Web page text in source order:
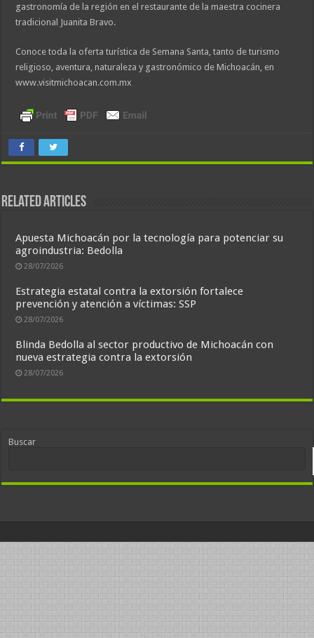
gastronomía de la región en el restaurante de la maestra cocinera
tradicional Juanita Bravo.
Conoce toda la oferta turística de Semana Santa, tanto de turismo
religioso, aventura, naturaleza y gastronómico de Michoacán, en
www.visitmichoacan.com.mx
Related Articles
Apuesta Michoacán por la tecnología para potenciar su
agroindustria: Bedolla
28/07/2026
Estrategia estatal contra la extorsión fortalece
prevención y atención a víctimas: SSP
28/07/2026
Blinda Bedolla al sector productivo de Michoacán con
nueva estrategia contra la extorsión
28/07/2026
Buscar